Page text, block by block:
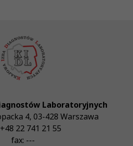
Laboratoryjnych
4, 03-428 Warszawa
+48 22 741 21 55
fax: ---